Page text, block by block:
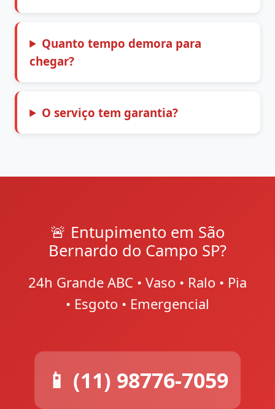
Quanto tempo demora para
chegar?
O serviço tem garantia?
🚨 Entupimento em São
Bernardo do Campo SP?
24h Grande ABC • Vaso • Ralo • Pia
• Esgoto • Emergencial
📱 (11) 98776-7059